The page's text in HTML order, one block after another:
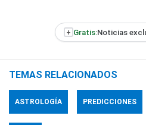
+ Gratis:Noticias
TEMAS RELACIONADOS
ASTROLOGÍA PREDICCIONES